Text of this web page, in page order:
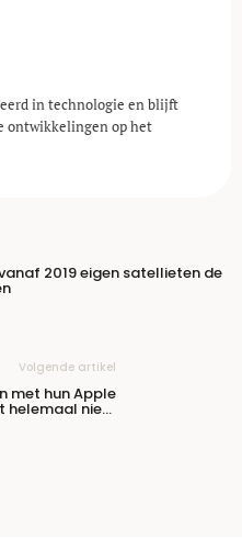
in technologie en blijft
ontwikkelingen op het
2019 eigen satellieten de
Volgende artikel
met hun Apple
niets